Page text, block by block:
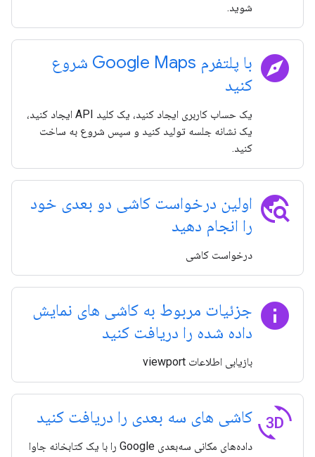
شوید.
explore
با پلتفرم Google Maps شروع
کنید
یک حساب کاربری ایجاد کنید، یک کلید API ایجاد کنید،
یک نشانه جلسه تولید کنید و سپس شروع به ساخت
کنید.
travel_explore اولین درخواست کاشی دو بعدی خود
را انجام دهید
درخواست کاشی
info جزئیات مربوط به کاشی های نمایش
داده شده را دریافت کنید
بازیابی اطلاعات viewport
3d_rotation کاشی های سه بعدی را دریافت کنید
داده‌های مکانی سه‌بعدی Google را با یک کتابخانه جاوا